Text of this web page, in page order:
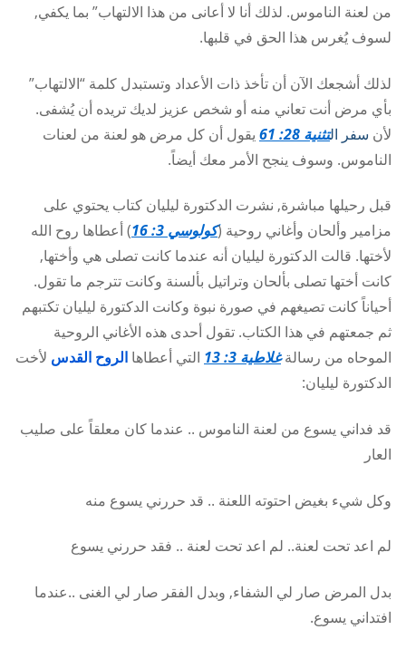
من لعنة الناموس. لذلك أنا لا أعانى من هذا الالتهاب” بما يكفي,
لسوف يُغرس هذا الحق في قلبها.
لذلك أشجعك الآن أن تأخذ ذات الأعداد وتستبدل كلمة “الالتهاب”
بأي مرض أنت تعاني منه أو شخص عزيز لديك تريده أن يُشفى.
لأن سفر التثنية 28: 61
يقول أن كل مرض هو لعنة من لعنات
الناموس. وسوف ينجح الأمر معك أيضاً.
قبل رحيلها مباشرة, نشرت الدكتورة ليليان كتاب يحتوي على
مزامير وألحان وأغاني روحية (كولوسي 3: 16
) أعطاها روح الله
لأختها. قالت الدكتورة ليليان أنه عندما كانت تصلى هي وأختها,
كانت أختها تصلى بألحان وتراتيل بألسنة وكانت تترجم ما تقول.
أحياناً كانت تصيغهم في صورة نبوة وكانت الدكتورة ليليان تكتبهم
ثم جمعتهم في هذا الكتاب. تقول أحدى هذه الأغاني الروحية
الموحاه من رسالةغلاطية 3: 13 التي أعطاها الروح القدس لأخت
الدكتورة ليليان:
قد فداني يسوع من لعنة الناموس .. عندما كان معلقاً على صليب
العار
وكل شيء بغيض احتوته اللعنة .. قد حررني يسوع منه
لم اعد تحت لعنة.. لم اعد تحت لعنة .. فقد حررني يسوع
بدل المرض صار لي الشفاء, وبدل الفقر صار لي الغنى ..عندما
افتداني يسوع.